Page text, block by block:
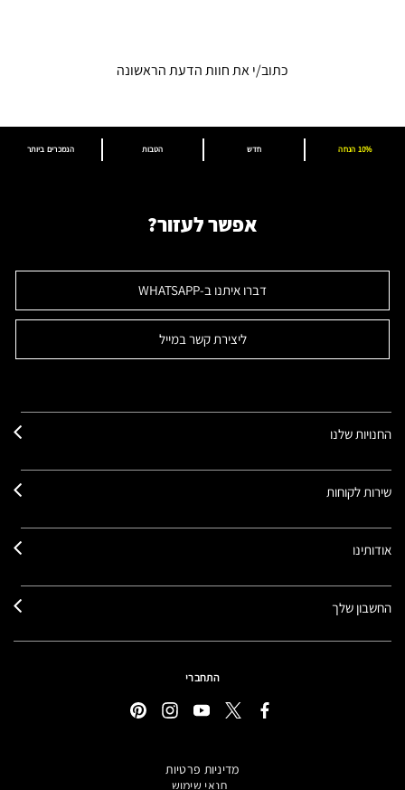
כתוב/י את חוות הדעת הראשונה
הנמכרים ביותר הטבות חדש 10% הנחה
אפשר לעזור?
דברו איתנו ב-WHATSAPP
ליצירת קשר במייל
החנויות שלנו
שירות לקוחות
אודותינו
החשבון שלך
התחברי
מדיניות פרטיות
תנאי שימוש